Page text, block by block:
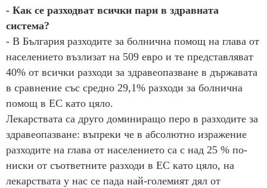
- Как се разходват всички пари в здравната
система?
- В България разходите за болнична помощ на глава от
населението възлизат на 509 евро и те представляват
40% от всички разходи за здравеопазване в държавата
в сравнение със средно 29,1% разходи за болнична
помощ в ЕС като цяло.
Лекарствата са друго доминиращо перо в разходите за
здравеопазване: въпреки че в абсолютно изражение
разходите на глава от населението са с над 25 % по-
ниски от съответните разходи в ЕС като цяло, на
лекарствата у нас се пада най-големият дял от